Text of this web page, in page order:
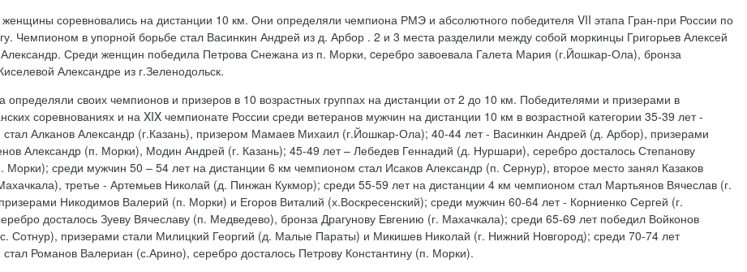
соревновались на дистанции 10 км. Они определяли чемпиона РМЭ и абсолютного победителя VII этапа Гран-при России по
Чемпионом в упорной борьбе стал Васинкин Андрей из д. Арбор . 2 и 3 места разделили между собой моркинцы Григорьев Алексей
Среди женщин победила Петрова Снежана из п. Морки, cеребро завоевала Галета Мария (г.Йошкар-Ола), бронза
Александре из г.Зеленодольск.
определяли своих чемпионов и призеров в 10 возрастных группах на дистанции от 2 до 10 км. Победителями и призерами в
соревнованиях и на XIX чемпионате России среди ветеранов мужчин на дистанции 10 км в возрастной категории 35-39 лет -
Алканов Александр (г.Казань), призером Мамаев Михаил (г.Йошкар-Ола); 40-44 лет - Васинкин Андрей (д. Арбор), призерами
Александр (п. Морки), Модин Андрей (г. Казань); 45-49 лет – Лебедев Геннадий (д. Нуршари), серебро досталось Степанову
Морки); среди мужчин 50 – 54 лет на дистанции 6 км чемпионом стал Исаков Александр (п. Сернур), второе место занял Казаков
третье - Артемьев Николай (д. Пинжан Кукмор); среди 55-59 лет на дистанции 4 км чемпионом стал Мартьянов Вячеслав (г.
Никодимов Валерий (п. Морки) и Егоров Виталий (х.Воскресенский); среди мужчин 60-64 лет - Корниенко Сергей (г.
досталось Зуеву Вячеславу (п. Медведево), бронза Драгунову Евгению (г. Махачкала); среди 65-69 лет победил Войконов
Сотнур), призерами стали Милицкий Георгий (д. Малые Параты) и Микишев Николай (г. Нижний Новгород); среди 70-74 лет
Романов Валериан (с.Арино), серебро досталось Петрову Константину (п. Морки).